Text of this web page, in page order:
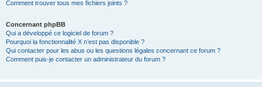
Comment trouver tous mes fichiers joints ?
Concernant phpBB
Qui a développé ce logiciel de forum ?
Pourquoi la fonctionnalité X n’est pas disponible ?
Qui contacter pour les abus ou les questions légales concernant ce forum ?
Comment puis-je contacter un administrateur du forum ?